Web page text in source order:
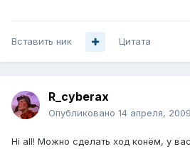
Вставить ник Цитата
R_cyberax
Опубликовано 14 апреля, 2009
Hi all! Можно сделать ход конём, у